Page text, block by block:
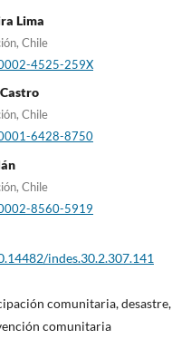
Lima
Chile
4525-259X
Chile
6428-8750
Chile
8560-5919
indes.30.2.307.141
comunitaria, desastre,
comunitaria